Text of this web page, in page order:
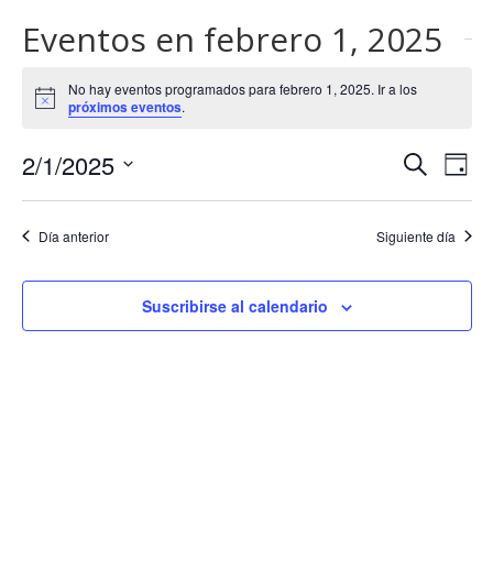
Eventos en febrero 1, 2025
Aviso
No hay eventos programados para febrero 1, 2025. Ir a los
próximos eventos.
de
y
vistas
Buscar
de
de
Día
2/1/2025
fecha.
Día anterior Siguiente día
Suscribirse al calendario